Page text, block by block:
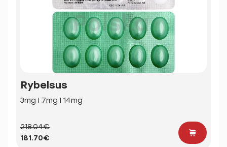
Rybelsus
3mg | 7mg | 14mg
218.04€
181.70€